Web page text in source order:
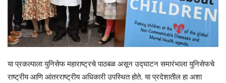
या प्रकल्पाला युनिसेफ महाराष्ट्रचे पाठबळ असून उद्घाटन समारंभाला युनिसेफचे
राष्ट्रीय आणि आंतरराष्ट्रीय अधिकारी उपस्थित होते. या प्रदेशातील हा अशा